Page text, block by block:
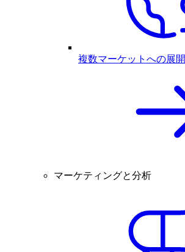
複数マーケットへの展開
マーケティングと分析